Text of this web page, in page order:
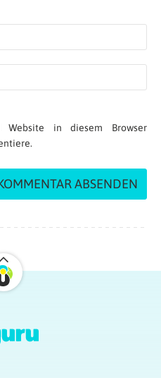
Website in diesem Browser